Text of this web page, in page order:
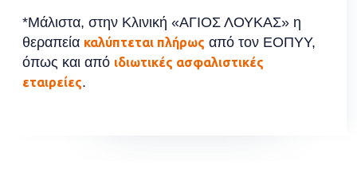
*Μάλιστα, στην Κλινική «ΑΓΙΟΣ ΛΟΥΚΑΣ» η
θεραπεία καλύπτεται πλήρως από τον ΕΟΠΥΥ,
όπως και από ιδιωτικές ασφαλιστικές
εταιρείες.